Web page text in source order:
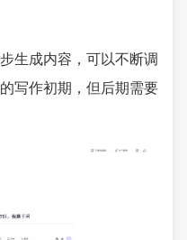
生成内容，可以不断调
写作初期，但后期需要